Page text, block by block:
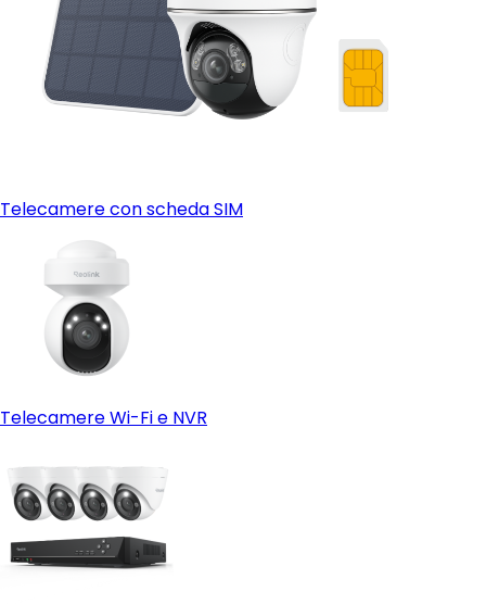
Telecamere con scheda SIM
Telecamere Wi-Fi e NVR